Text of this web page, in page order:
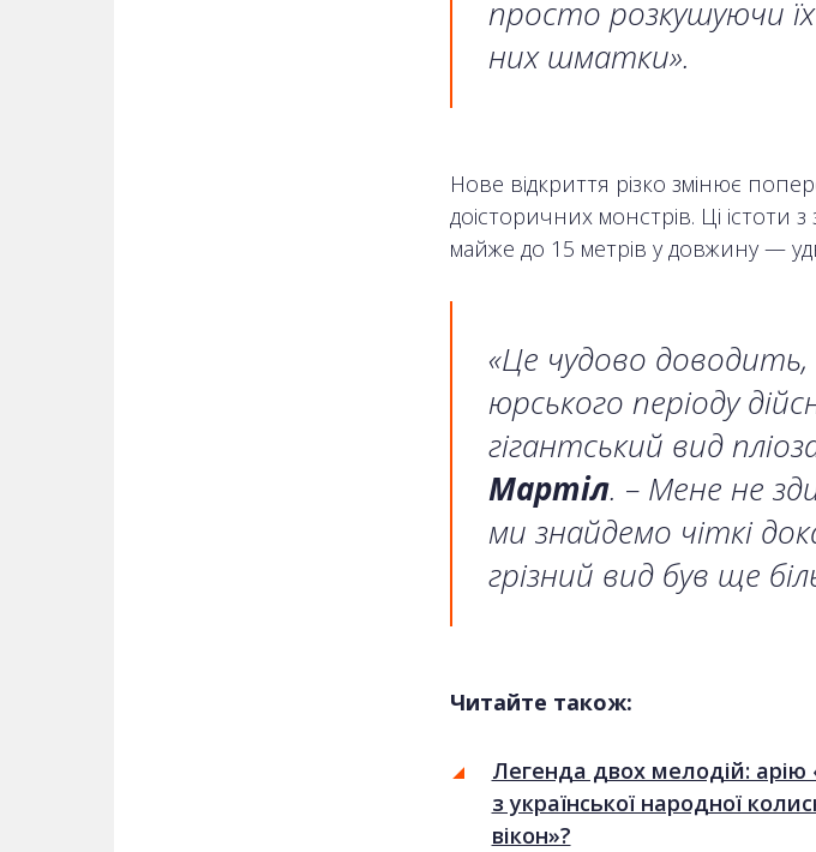
просто розкушуючи їх
них шматки».
Нове відкриття різко змінює
доісторичних монстрів. Ці істоти
майже до 15 метрів у довжину —
«Це чудово
юрського періоду
гігантський вид
Мартіл. – Мене не
ми знайдемо чіткі
грізний вид був ще
Читайте також:
Легенда двох мелодій: арію
з української народної
вікон»?